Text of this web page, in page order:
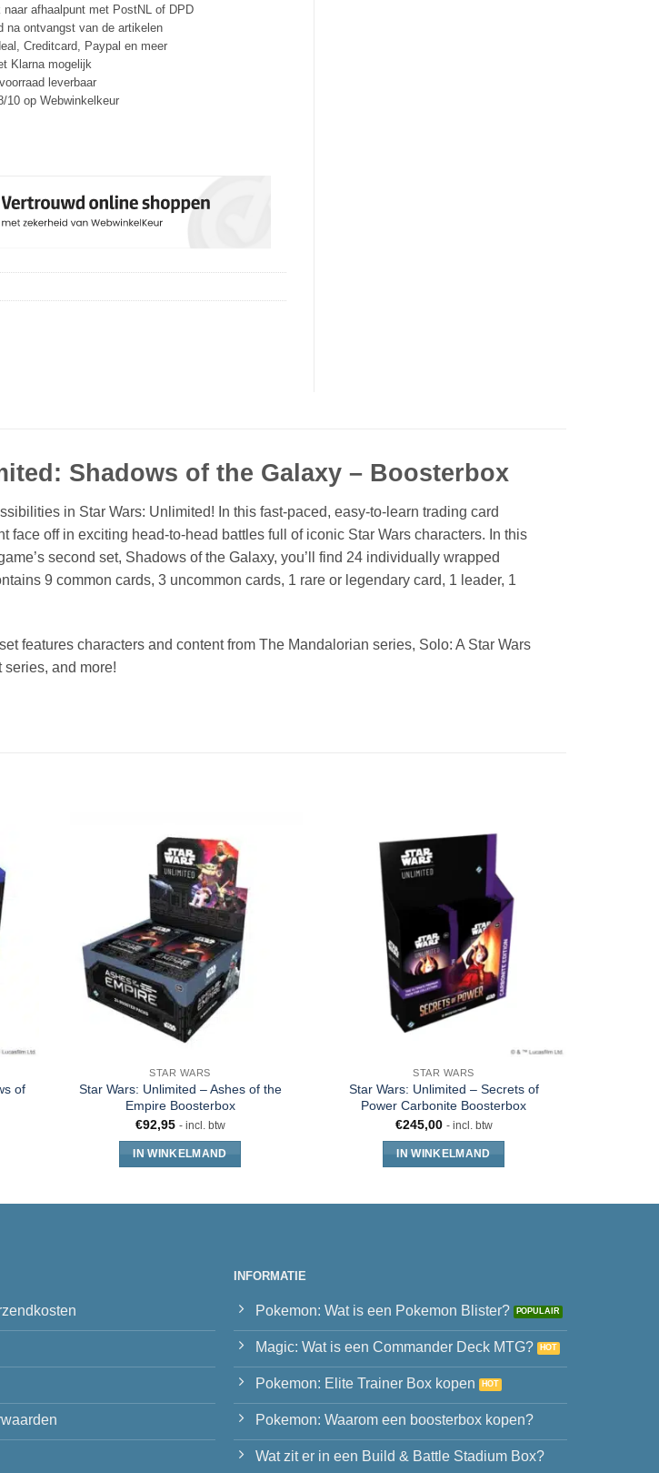
naar afhaalpunt met PostNL of DPD
na ontvangst van de artikelen
Creditcard, Paypal en meer
Klarna mogelijk
leverbaar
10 op Webwinkelkeur
Shadows of the Galaxy – Boosterbox
in Star Wars: Unlimited! In this fast-paced, easy-to-learn trading card
face off in exciting head-to-head battles full of iconic Star Wars characters. In this
second set, Shadows of the Galaxy, you’ll find 24 individually wrapped
9 common cards, 3 uncommon cards, 1 rare or legendary card, 1 leader, 1
features characters and content from The Mandalorian series, Solo: A Star Wars
series, and more!
of
STAR WARS
Star Wars: Unlimited – Ashes of the
Empire Boosterbox
€92,95 - incl. btw
IN WINKELMAND
STAR WARS
Star Wars: Unlimited – Secrets of
Power Carbonite Boosterbox
€245,00 - incl. btw
IN WINKELMAND
INFORMATIE
Pokemon: Wat is een Pokemon Blister?
Magic: Wat is een Commander Deck MTG?
Pokemon: Elite Trainer Box kopen
Pokemon: Waarom een boosterbox kopen?
Wat zit er in een Build & Battle Stadium Box?